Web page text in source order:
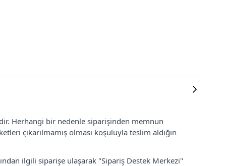
Herhangi bir nedenle siparişinden memnun
çıkarılmamış olması koşuluyla teslim aldığın
ilgili siparişe ulaşarak "Sipariş Destek Merkezi"